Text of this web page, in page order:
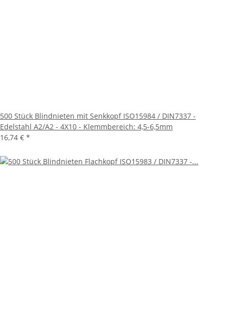
500 Stück Blindnieten mit Senkkopf ISO15984 / DIN7337 -
Edelstahl A2/A2 - 4X10 - Klemmbereich: 4,5-6,5mm
16,74 € *